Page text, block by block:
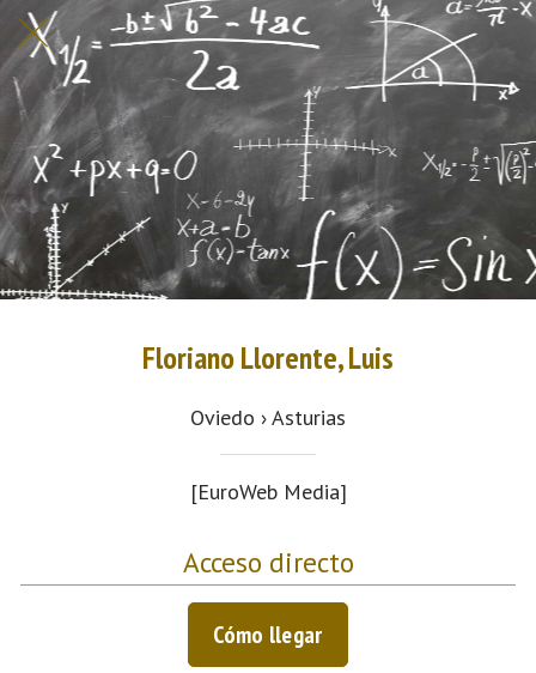
Floriano Llorente, Luis
Oviedo › Asturias
[EuroWeb Media]
Acceso directo
Cómo llegar